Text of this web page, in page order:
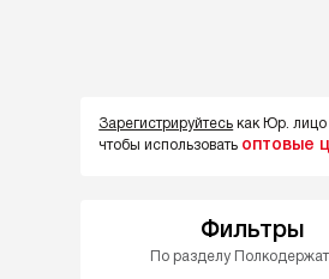
Зарегистрируйтесь как Юр. лицо
чтобы использовать оптовые
Фильтры
По разделу